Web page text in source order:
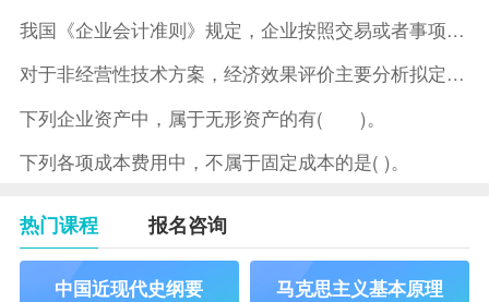
我国《企业会计准则》规定，企业按照交易或者事项的经济特征确定
对于非经营性技术方案，经济效果评价主要分析拟定方案的( )。
下列企业资产中，属于无形资产的有( )。
下列各项成本费用中，不属于固定成本的是( )。
热门课程 报名咨询
中国近现代史纲要 马克思主义基本原理